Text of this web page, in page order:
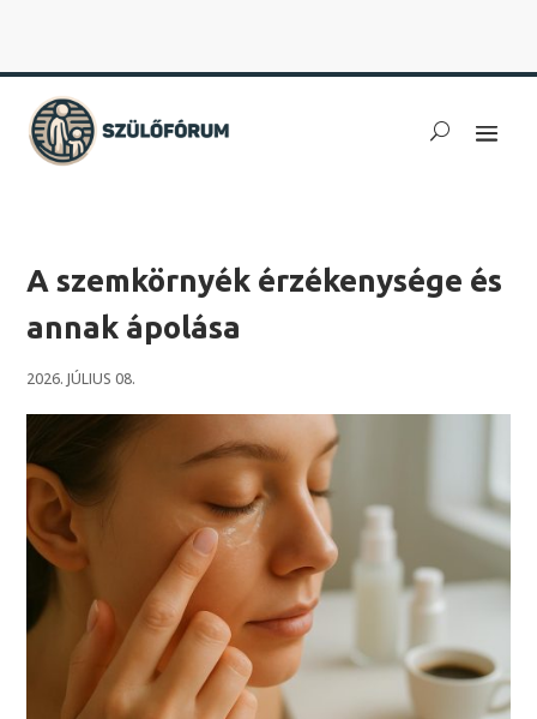
A szemkörnyék érzékenysége és
annak ápolása
2026. JÚLIUS 08.